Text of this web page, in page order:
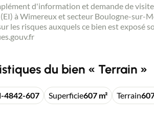
d'information et demande de
à Wimereux et secteur Boulogne-sur-
les risques auxquels ce bien est exposé
du bien « Terrain »
4842-607 Superficie607 m² Terrain